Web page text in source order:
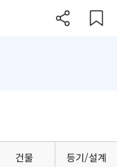
'26. 06
건물 등기/설계